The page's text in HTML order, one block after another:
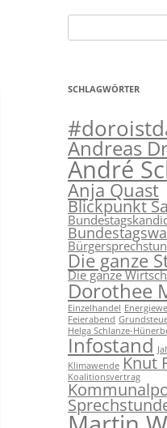
nach:
SCHLAGWÖRTER
Andreas
André
Anja Quast
Blickpunkt
Die ganze
Die ganze
Dorothee
Einzelhandel
Feierabend
Helga Schlanze-
Infostand
Klimawende Knut
Koalitionsvertrag